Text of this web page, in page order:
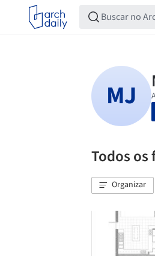
Todos
Organizar